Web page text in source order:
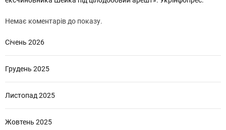
Немає коментарів до показу.
Січень 2026
Грудень 2025
Листопад 2025
Жовтень 2025